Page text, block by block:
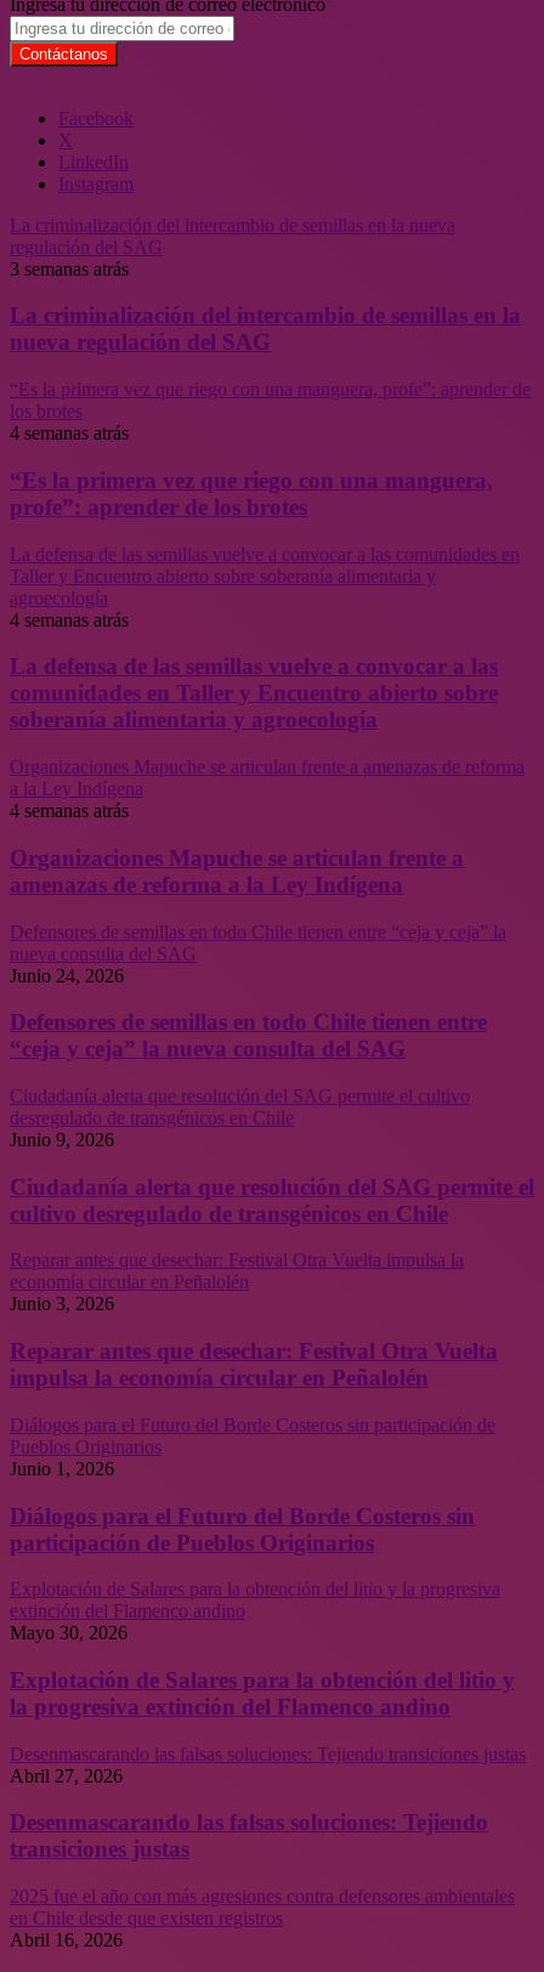
Facebook
X
LinkedIn
Instagram
La criminalización del intercambio de semillas en la nueva
regulación del SAG
3 semanas atrás
La criminalización del intercambio de semillas en la
nueva regulación del SAG
“Es la primera vez que riego con una manguera, profe”: aprender de
los brotes
4 semanas atrás
“Es la primera vez que riego con una manguera,
profe”: aprender de los brotes
La defensa de las semillas vuelve a convocar a las comunidades en
Taller y Encuentro abierto sobre soberanía alimentaria y
agroecología
4 semanas atrás
La defensa de las semillas vuelve a convocar a las
comunidades en Taller y Encuentro abierto sobre
soberanía alimentaria y agroecología
Organizaciones Mapuche se articulan frente a amenazas de reforma
a la Ley Indígena
4 semanas atrás
Organizaciones Mapuche se articulan frente a
amenazas de reforma a la Ley Indígena
Defensores de semillas en todo Chile tienen entre “ceja y ceja” la
nueva consulta del SAG
Junio 24, 2026
Defensores de semillas en todo Chile tienen entre
“ceja y ceja” la nueva consulta del SAG
Ciudadanía alerta que resolución del SAG permite el cultivo
desregulado de transgénicos en Chile
Junio 9, 2026
Ciudadanía alerta que resolución del SAG permite el
cultivo desregulado de transgénicos en Chile
Reparar antes que desechar: Festival Otra Vuelta impulsa la
economía circular en Peñalolén
Junio 3, 2026
Reparar antes que desechar: Festival Otra Vuelta
impulsa la economía circular en Peñalolén
Diálogos para el Futuro del Borde Costeros sin participación de
Pueblos Originarios
Junio 1, 2026
Diálogos para el Futuro del Borde Costeros sin
participación de Pueblos Originarios
Explotación de Salares para la obtención del litio y la progresiva
extinción del Flamenco andino
Mayo 30, 2026
Explotación de Salares para la obtención del litio y
la progresiva extinción del Flamenco andino
Desenmascarando las falsas soluciones: Tejiendo transiciones justas
Abril 27, 2026
Desenmascarando las falsas soluciones: Tejiendo
transiciones justas
2025 fue el año con más agresiones contra defensores ambientales
en Chile desde que existen registros
Abril 16, 2026